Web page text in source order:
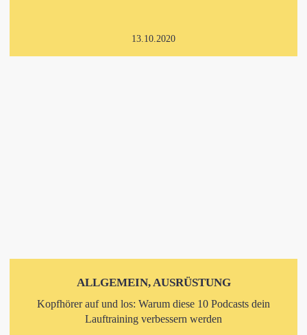
13.10.2020
ALLGEMEIN, AUSRÜSTUNG
Kopfhörer auf und los: Warum diese 10 Podcasts dein
Lauftraining verbessern werden